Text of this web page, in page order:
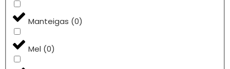
Manteigas (0)
Mel (0)